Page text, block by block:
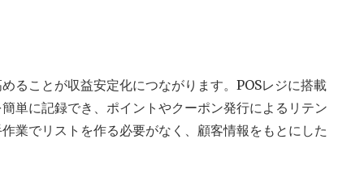
ることが収益安定化につながります。POSレジに搭載
単に記録でき、ポイントやクーポン発行によるリテン
業でリストを作る必要がなく、顧客情報をもとにした